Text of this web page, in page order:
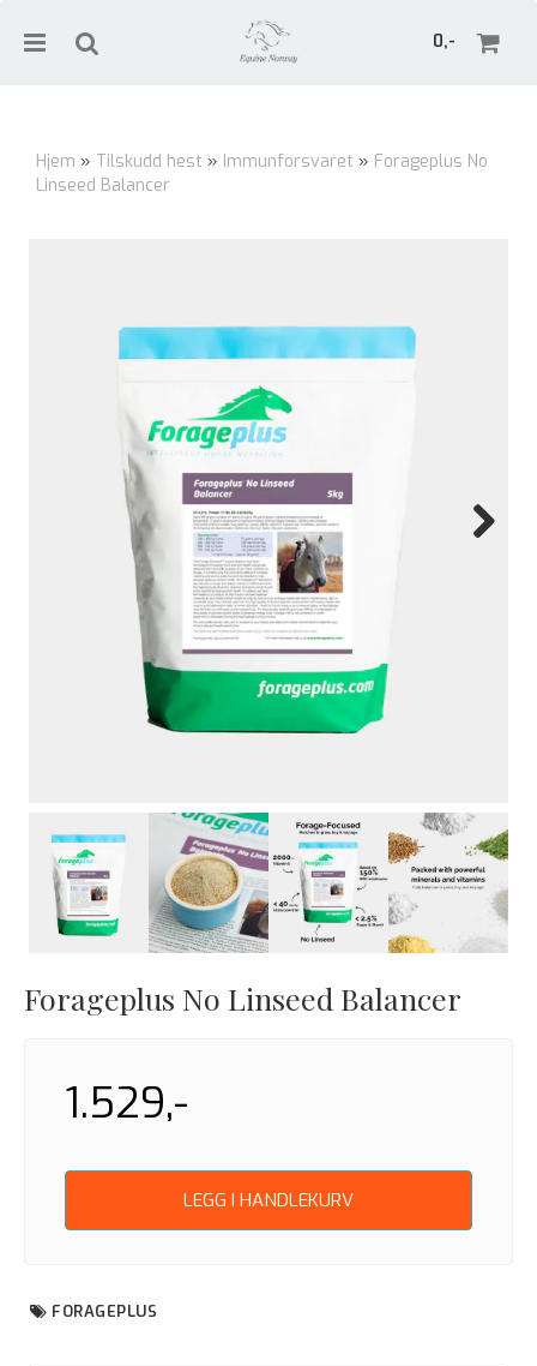
0,-
Hjem » Tilskudd hest » Immunforsvaret » Forageplus No
Linseed Balancer
Forageplus No Linseed Balancer
1.529,-
LEGG I HANDLEKURV
FORAGEPLUS